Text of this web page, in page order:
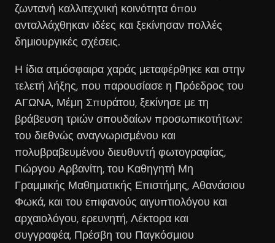
ζωντανή καλλιτεχνική κοινότητα όπου
ανταλλάχθηκαν ιδέες και ξεκίνησαν πολλές
δημιουργικές σχέσεις.
Η ίδια ατμόσφαιρα χαράς μεταφέρθηκε και στην
τελετή λήξης, που παρουσίασε η Πρόεδρος του
ΑΓΩΝΑ, Μέμη Σπυράτου, ξεκίνησε με τη
βράβευση τριών σπουδαίων προσωπικοτήτων:
του διεθνώς αναγνωρισμένου και
πολυβραβευμένου διευθυντή φωτογραφίας,
Γιώργου Αρβανίτη, του Καθηγητή Μη
Γραμμικής Μαθηματικής Επιστήμης, Αθανάσιου
Φωκά, και του επιφανούς αιγυπτιολόγου και
αρχαιολόγου, ερευνητή, Λέκτορα και
συγγραφέα, Πρέσβη του Παγκόσμιου